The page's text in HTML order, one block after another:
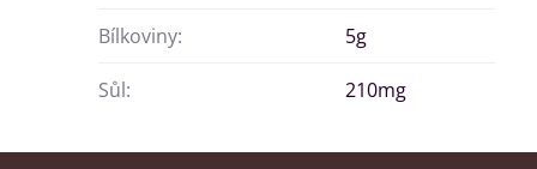
Bílkoviny: 5g
Sůl: 210mg